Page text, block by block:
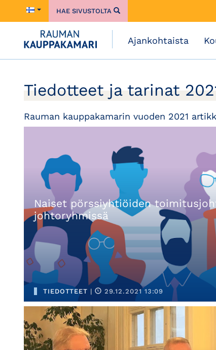
HAE SIVUSTOLTA
Ajankohtaista
Tiedotteet ja tarinat
Rauman kauppakamarin vuoden 2021
Naiset pörssiyhtiöiden
johtoryhmissä
TIEDOTTEET | 29.12.2021 13:09